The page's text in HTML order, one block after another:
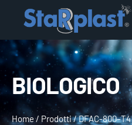
BIOLOGICO
Home/ Prodotti/DFAC-800–T4